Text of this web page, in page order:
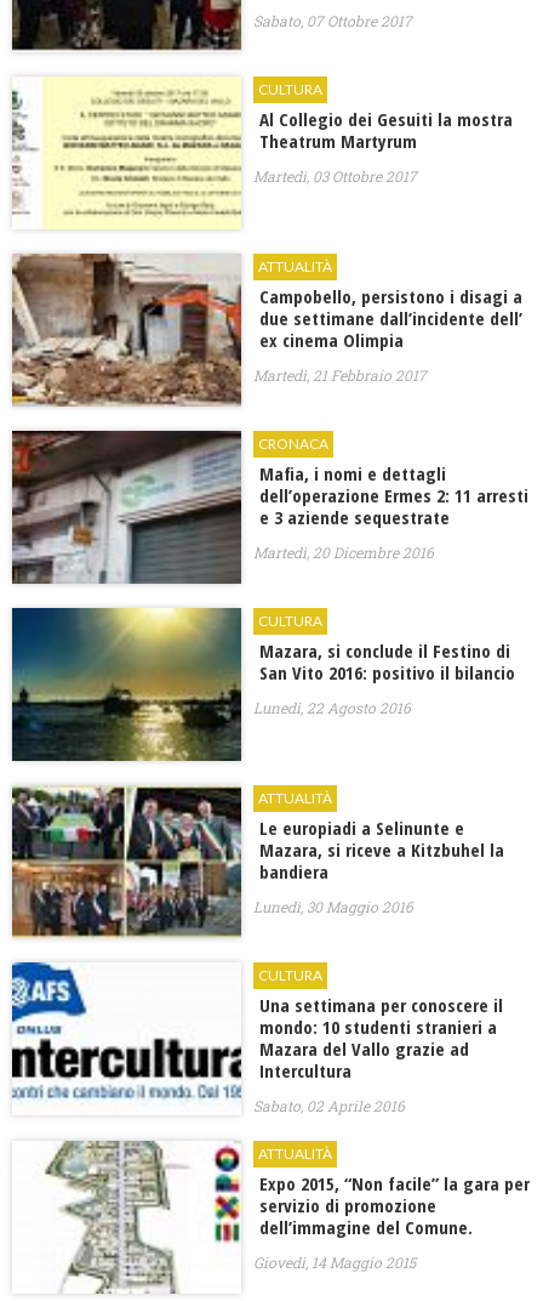
Sabato, 07 Ottobre 2017
CULTURA
Al Collegio dei Gesuiti la mostra
Theatrum Martyrum
Martedì, 03 Ottobre 2017
ATTUALITÀ
Campobello, persistono i disagi a
due settimane dall’incidente dell’
ex cinema Olimpia
Martedì, 21 Febbraio 2017
CRONACA
Mafia, i nomi e dettagli
dell’operazione Ermes 2: 11 arresti
e 3 aziende sequestrate
Martedì, 20 Dicembre 2016
CULTURA
Mazara, si conclude il Festino di
San Vito 2016: positivo il bilancio
Lunedì, 22 Agosto 2016
ATTUALITÀ
Le europiadi a Selinunte e
Mazara, si riceve a Kitzbuhel la
bandiera
Lunedì, 30 Maggio 2016
CULTURA
Una settimana per conoscere il
mondo: 10 studenti stranieri a
Mazara del Vallo grazie ad
Intercultura
Sabato, 02 Aprile 2016
ATTUALITÀ
Expo 2015, “Non facile” la gara per
servizio di promozione
dell’immagine del Comune.
Giovedì, 14 Maggio 2015